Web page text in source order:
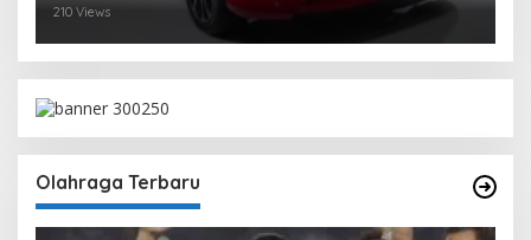
210 Views
Olahraga Terbaru